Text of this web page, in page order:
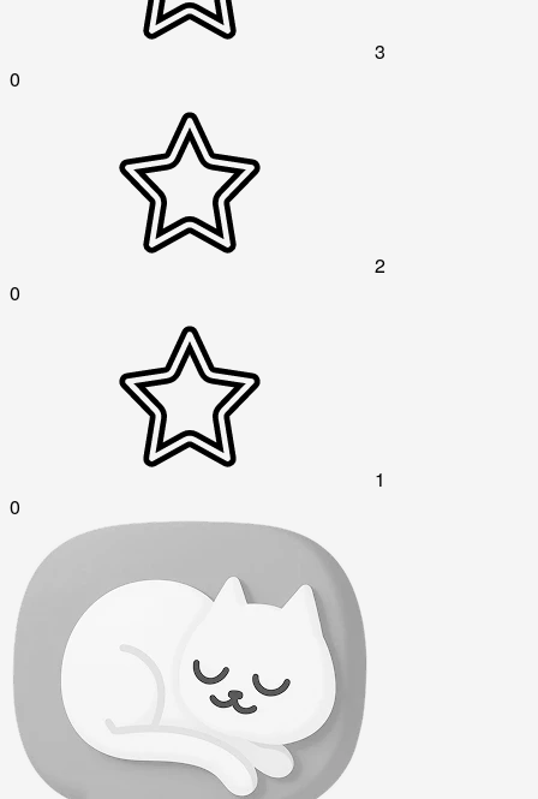
3
0
2
0
1
0